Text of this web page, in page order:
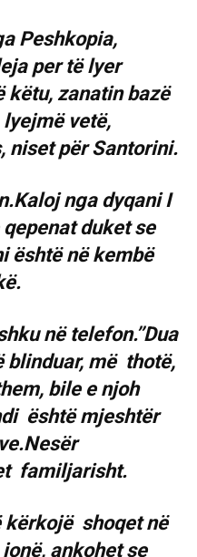
Peshkopia,
leja per të lyer
këtu, zanatin bazë
vetë,
niset për Santorini.
nga dyqani I
duket se
është në kembë
në telefon.’’Dua
blinduar, më thotë,
bile e njoh
është mjeshtër
familjarisht.
kërkojë shoqet në
ankohet se